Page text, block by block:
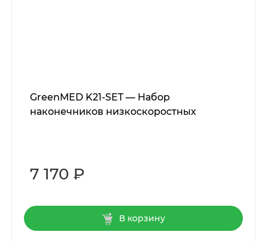
GreenMED K21-SET — Набор
наконечников низкоскоростных
7 170 ₽
В корзину